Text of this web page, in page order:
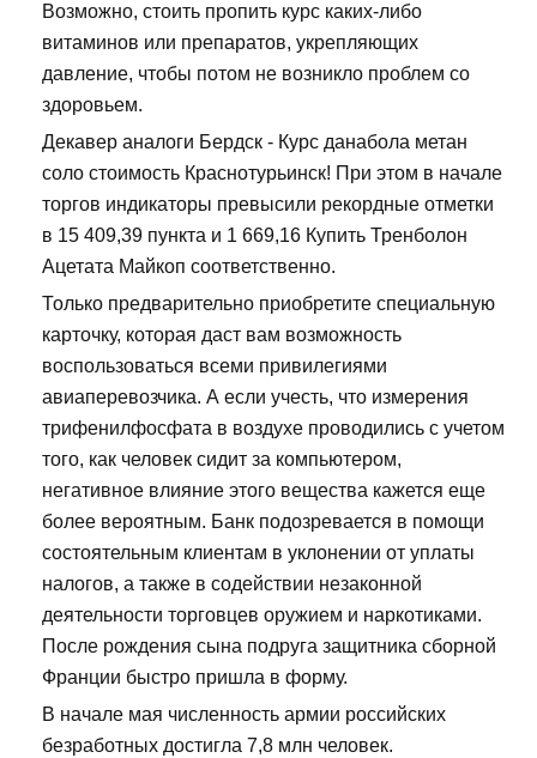
Возможно, стоить пропить курс каких-либо
витаминов или препаратов, укрепляющих
давление, чтобы потом не возникло проблем со
здоровьем.
Декавер аналоги Бердск - Курс данабола метан
соло стоимость Краснотурьинск! При этом в начале
торгов индикаторы превысили рекордные отметки
в 15 409,39 пункта и 1 669,16 Купить Тренболон
Ацетата Майкоп соответственно.
Только предварительно приобретите специальную
карточку, которая даст вам возможность
воспользоваться всеми привилегиями
авиаперевозчика. А если учесть, что измерения
трифенилфосфата в воздухе проводились с учетом
того, как человек сидит за компьютером,
негативное влияние этого вещества кажется еще
более вероятным. Банк подозревается в помощи
состоятельным клиентам в уклонении от уплаты
налогов, а также в содействии незаконной
деятельности торговцев оружием и наркотиками.
После рождения сына подруга защитника сборной
Франции быстро пришла в форму.
В начале мая численность армии российских
безработных достигла 7,8 млн человек.